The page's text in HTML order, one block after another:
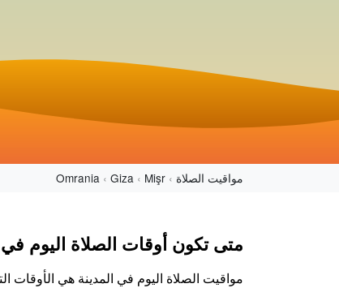
مواقيت الصلاة Mişr
Giza
متى تكون أوقات الصلاة اليوم في Omrania؟
مواقيت الصلاة اليوم في المدينة هي